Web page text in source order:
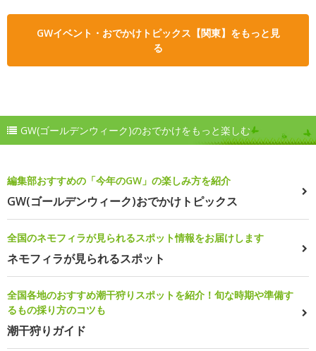
GWイベント・おでかけトピックス【関東】をもっと見
る
GW(ゴールデンウィーク)のおでかけをもっと楽しむ
編集部おすすめの「今年のGW」の楽しみ方を紹介
GW(ゴールデンウィーク)おでかけトピックス
全国のネモフィラが見られるスポット情報をお届けします
ネモフィラが見られるスポット
全国各地のおすすめ潮干狩りスポットを紹介！旬な時期や準備す
るもの採り方のコツも
潮干狩りガイド